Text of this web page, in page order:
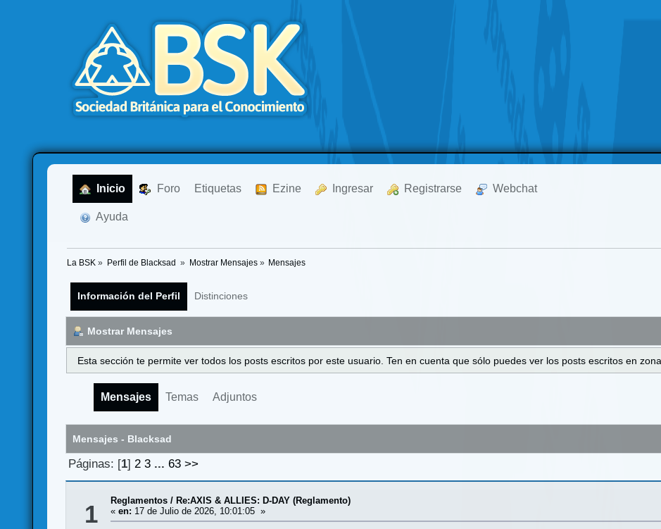
Inicio Foro Etiquetas Ezine Ingresar Registrarse Webchat
Ayuda
La BSK » Perfil de Blacksad » Mostrar Mensajes» Mensajes
Información del Perfil Distinciones
Mostrar Mensajes
Esta sección te permite ver todos los posts escritos por este usuario. Ten en cuenta que sólo puedes ver los posts escritos en
Mensajes Temas Adjuntos
Mensajes - Blacksad
Páginas: [1] 2 3 ... 63 >>
1 Reglamentos / Re:AXIS & ALLIES: D-DAY (Reglamento)
«en: 17 de Julio de 2026, 10:01:05 »